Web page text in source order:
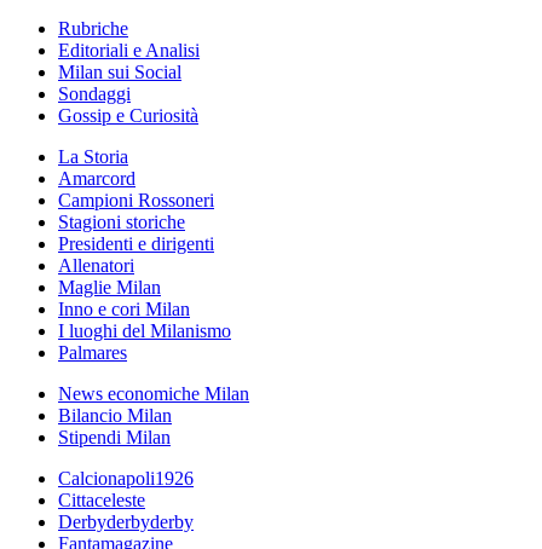
Rubriche
Editoriali e Analisi
Milan sui Social
Sondaggi
Gossip e Curiosità
La Storia
Amarcord
Campioni Rossoneri
Stagioni storiche
Presidenti e dirigenti
Allenatori
Maglie Milan
Inno e cori Milan
I luoghi del Milanismo
Palmares
News economiche Milan
Bilancio Milan
Stipendi Milan
Calcionapoli1926
Cittaceleste
Derbyderbyderby
Fantamagazine